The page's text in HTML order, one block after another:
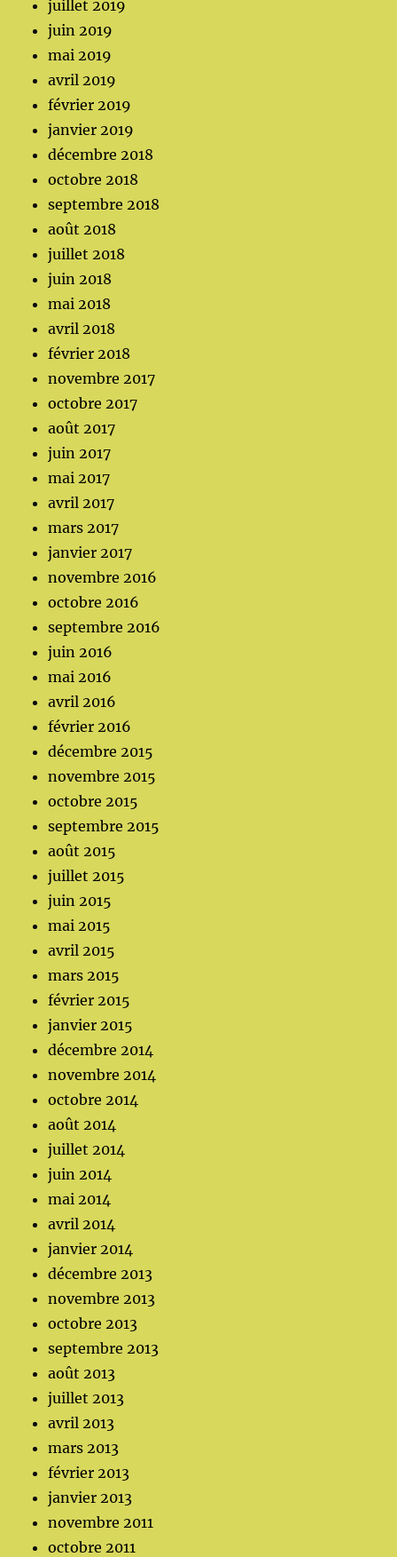
juillet 2019
juin 2019
mai 2019
avril 2019
février 2019
janvier 2019
décembre 2018
octobre 2018
septembre 2018
août 2018
juillet 2018
juin 2018
mai 2018
avril 2018
février 2018
novembre 2017
octobre 2017
août 2017
juin 2017
mai 2017
avril 2017
mars 2017
janvier 2017
novembre 2016
octobre 2016
septembre 2016
juin 2016
mai 2016
avril 2016
février 2016
décembre 2015
novembre 2015
octobre 2015
septembre 2015
août 2015
juillet 2015
juin 2015
mai 2015
avril 2015
mars 2015
février 2015
janvier 2015
décembre 2014
novembre 2014
octobre 2014
août 2014
juillet 2014
juin 2014
mai 2014
avril 2014
janvier 2014
décembre 2013
novembre 2013
octobre 2013
septembre 2013
août 2013
juillet 2013
avril 2013
mars 2013
février 2013
janvier 2013
novembre 2011
octobre 2011